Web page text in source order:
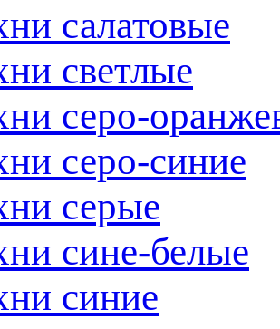
салатовые
светлые
серо-
серо-синие
серые
сине-белые
синие